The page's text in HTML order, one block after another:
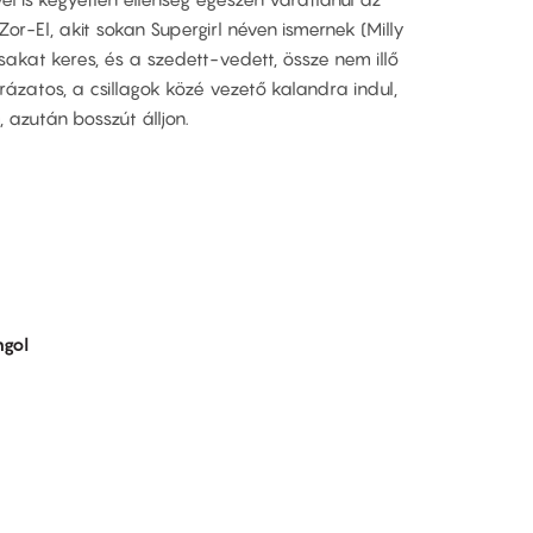
El, akit sokan Supergirl néven ismernek (Milly
keres, és a szedett-vedett, össze nem illő
a csillagok közé vezető kalandra indul,
azután bosszút álljon.